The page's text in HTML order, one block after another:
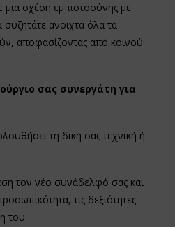
μια σχέση εμπιστοσύνης με
ανοιχτά όλα τα
αποφασίζοντας από κοινού
σας συνεργάτη για
τη δική σας τεχνική ή
τον νέο συνάδελφό σας και
τις δεξιότητες
του.